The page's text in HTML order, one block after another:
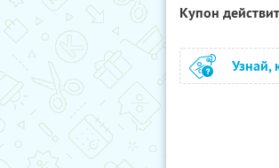
Купон
Узнай,